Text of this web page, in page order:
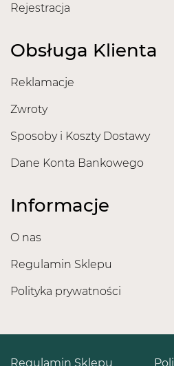
Rejestracja
Obsługa Klienta
Reklamacje
Zwroty
Sposoby i Koszty Dostawy
Dane Konta Bankowego
Informacje
O nas
Regulamin Sklepu
Polityka prywatności
Regulamin Sklepu